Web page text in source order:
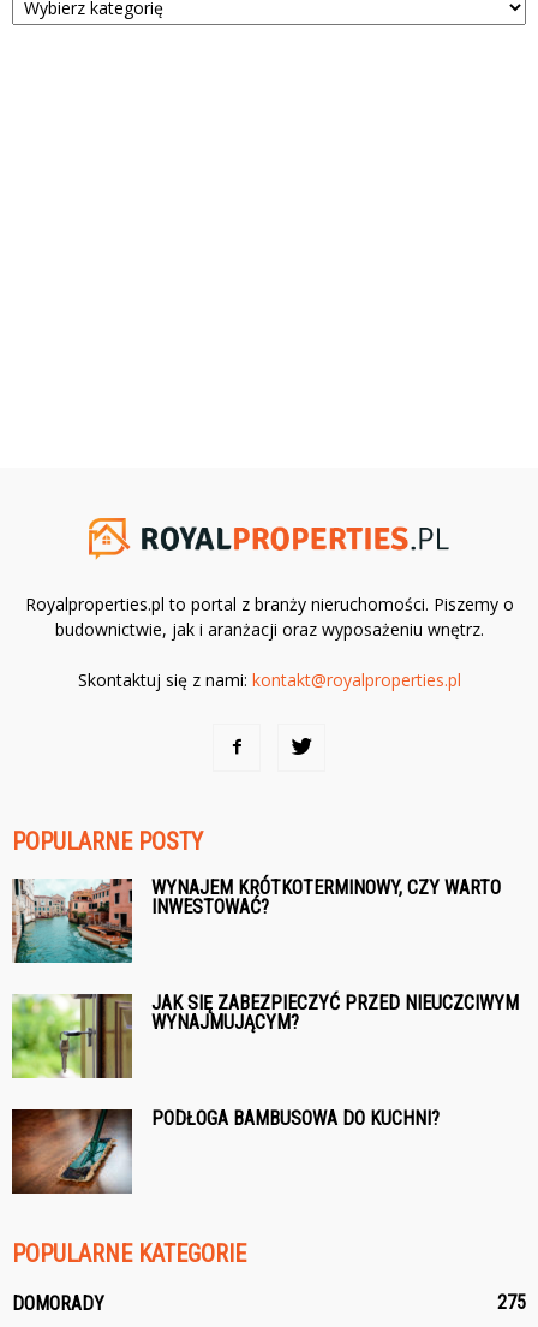
Royalproperties.pl to portal z branży nieruchomości. Piszemy o
budownictwie, jak i aranżacji oraz wyposażeniu wnętrz.
Skontaktuj się z nami: kontakt@royalproperties.pl
POPULARNE POSTY
WYNAJEM KRÓTKOTERMINOWY, CZY WARTO
INWESTOWAĆ?
JAK SIĘ ZABEZPIECZYĆ PRZED NIEUCZCIWYM
WYNAJMUJĄCYM?
PODŁOGA BAMBUSOWA DO KUCHNI?
POPULARNE KATEGORIE
DOMORADY 275